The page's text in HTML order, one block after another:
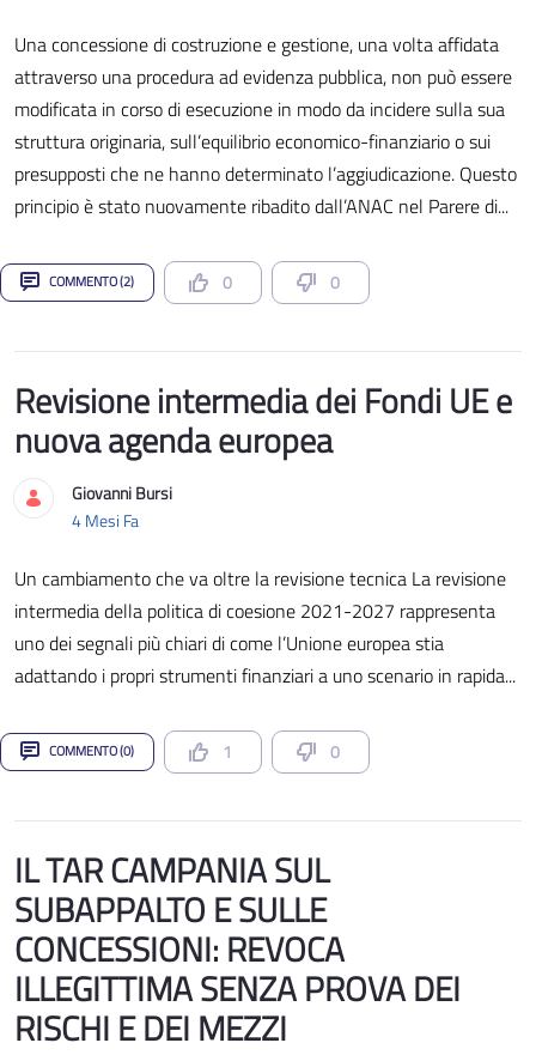
Una concessione di costruzione e gestione, una volta affidata
attraverso una procedura ad evidenza pubblica, non può essere
modificata in corso di esecuzione in modo da incidere sulla sua
struttura originaria, sull’equilibrio economico-finanziario o sui
presupposti che ne hanno determinato l’aggiudicazione. Questo
principio è stato nuovamente ribadito dall’ANAC nel Parere di...
COMMENTO (2) 0 0
Revisione intermedia dei Fondi UE e
nuova agenda europea
Giovanni Bursi
Data di Pubblicazione
4 Mesi Fa
Un cambiamento che va oltre la revisione tecnica La revisione
intermedia della politica di coesione 2021-2027 rappresenta
uno dei segnali più chiari di come l’Unione europea stia
adattando i propri strumenti finanziari a uno scenario in rapida...
COMMENTO (0) 1 0
IL TAR CAMPANIA SUL
SUBAPPALTO E SULLE
CONCESSIONI: REVOCA
ILLEGITTIMA SENZA PROVA DEI
RISCHI E DEI MEZZI